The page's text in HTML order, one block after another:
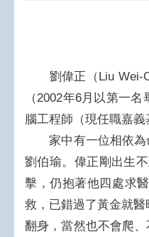
劉偉正（Liu Wei-
（2002年6月以第一
腦工程師（現任職嘉義
家中有一位相依為
劉伯瑜。偉正剛出生
擊，仍抱著他四處求
救，已錯過了黃金就
翻身，當然也不會爬